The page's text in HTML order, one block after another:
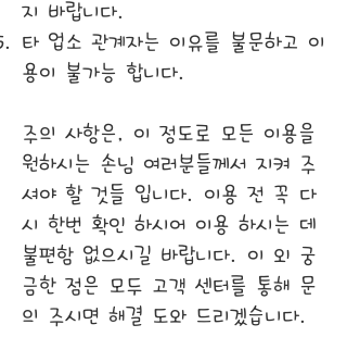
지 바랍니다.
타 업소 관계자는 이유를 불문하고 이
용이 불가능 합니다.
​주의 사항은, 이 정도로 모든 이용을
원하시는 손님 여러분들께서 지켜 주
셔야 할 것들 입니다. 이용 전 꼭 다
시 한번 확인 하시어 이용 하시는 데
불편함 없으시길 바랍니다. 이 외 궁
금한 점은 모두 고객 센터를 통해 문
의 주시면 해결 도와 드리겠습니다.